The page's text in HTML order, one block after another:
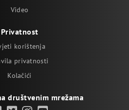
Video
Privatnost
korištenja
privatnosti
Kolačići
društvenim mrežama